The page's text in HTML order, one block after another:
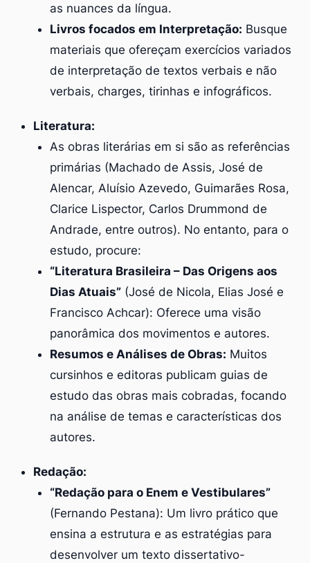
as nuances da língua.
Livros focados em Interpretação: Busque
materiais que ofereçam exercícios variados
de interpretação de textos verbais e não
verbais, charges, tirinhas e infográficos.
Literatura:
As obras literárias em si são as referências
primárias (Machado de Assis, José de
Alencar, Aluísio Azevedo, Guimarães Rosa,
Clarice Lispector, Carlos Drummond de
Andrade, entre outros). No entanto, para o
estudo, procure:
“Literatura Brasileira – Das Origens aos
Dias Atuais” (José de Nicola, Elias José e
Francisco Achcar): Oferece uma visão
panorâmica dos movimentos e autores.
Resumos e Análises de Obras: Muitos
cursinhos e editoras publicam guias de
estudo das obras mais cobradas, focando
na análise de temas e características dos
autores.
Redação:
“Redação para o Enem e Vestibulares”
(Fernando Pestana): Um livro prático que
ensina a estrutura e as estratégias para
desenvolver um texto dissertativo-